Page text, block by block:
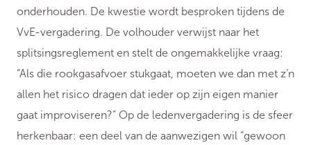
onderhouden. De kwestie wordt besproken tijdens de
VvE-vergadering. De volhouder verwijst naar het
splitsingsreglement en stelt de ongemakkelijke vraag:
“Als die rookgasafvoer stukgaat, moeten we dan met z’n
allen het risico dragen dat ieder op zijn eigen manier
gaat improviseren?” Op de ledenvergadering is de sfeer
herkenbaar: een deel van de aanwezigen wil “gewoon